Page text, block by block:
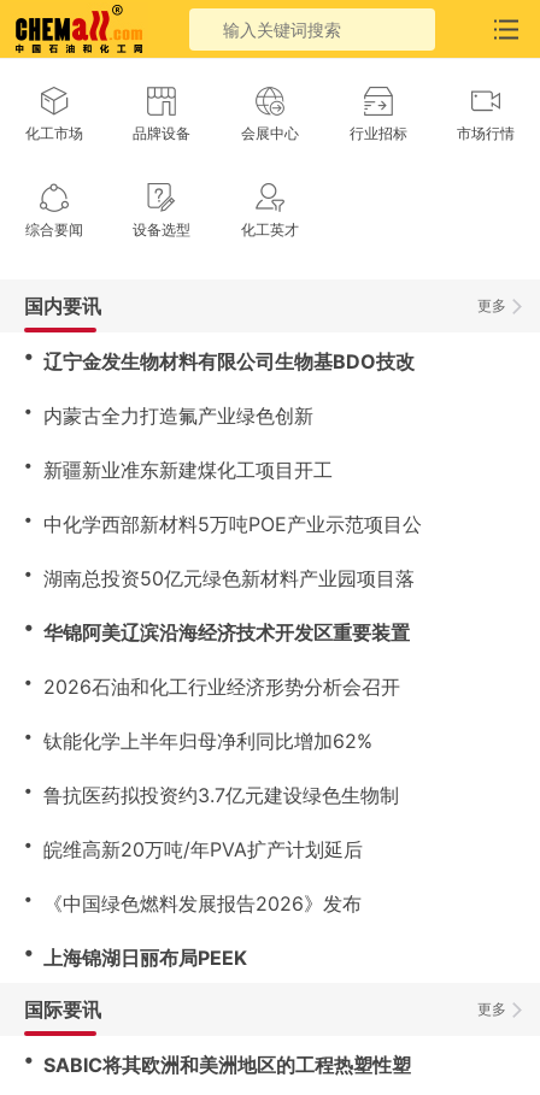
化工市场 品牌设备 会展中心 行业招标 市场行情
综合要闻 设备选型 化工英才
更多
国内要讯
・ 辽宁金发生物材料有限公司生物基BDO技改
・ 内蒙古全力打造氟产业绿色创新
・ 新疆新业准东新建煤化工项目开工
・ 中化学西部新材料5万吨POE产业示范项目公
・ 湖南总投资50亿元绿色新材料产业园项目落
・ 华锦阿美辽滨沿海经济技术开发区重要装置
・ 2026石油和化工行业经济形势分析会召开
・ 钛能化学上半年归母净利同比增加62%
・ 鲁抗医药拟投资约3.7亿元建设绿色生物制
・ 皖维高新20万吨/年PVA扩产计划延后
・ 《中国绿色燃料发展报告2026》发布
・ 上海锦湖日丽布局PEEK
更多
国际要讯
・ SABIC将其欧洲和美洲地区的工程热塑性塑